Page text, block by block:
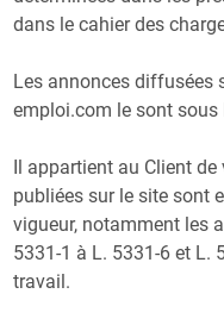
dans le cahier des
Les annonces diffusées
emploi.com le sont sous
Il appartient au Client de
publiées sur le site sont
vigueur, notamment les
5331-1 à L. 5331-6 et L.
travail.